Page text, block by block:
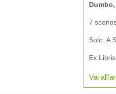
7
Solo: A
Ex
Vai